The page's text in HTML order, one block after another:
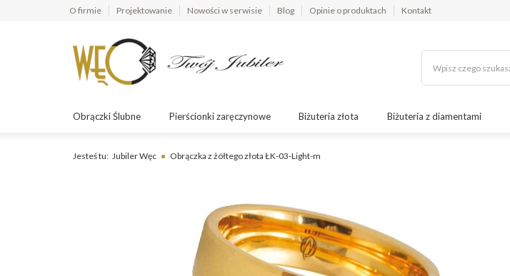
O firmie Projektowanie Nowości w serwisie Blog Opinie o produktach Kontakt
Obrączki Ślubne Pierścionki zaręczynowe Biżuteria złota Biżuteria z diamentami
Jesteś tu: Jubiler Węc Obrączka z żółtego złota ŁK-03-Light-m